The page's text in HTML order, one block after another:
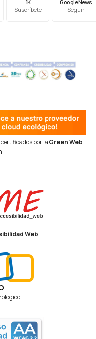
1K
Suscríbete
Google News
Seguir
por la Green Web
Web